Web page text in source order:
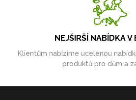
NEJŠIRŠÍ NABÍDKA V
Klientům nabízíme ucelenou
produktů pro dům a